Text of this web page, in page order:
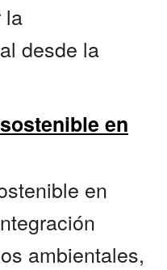
la
desde la
en
en
ambientales,